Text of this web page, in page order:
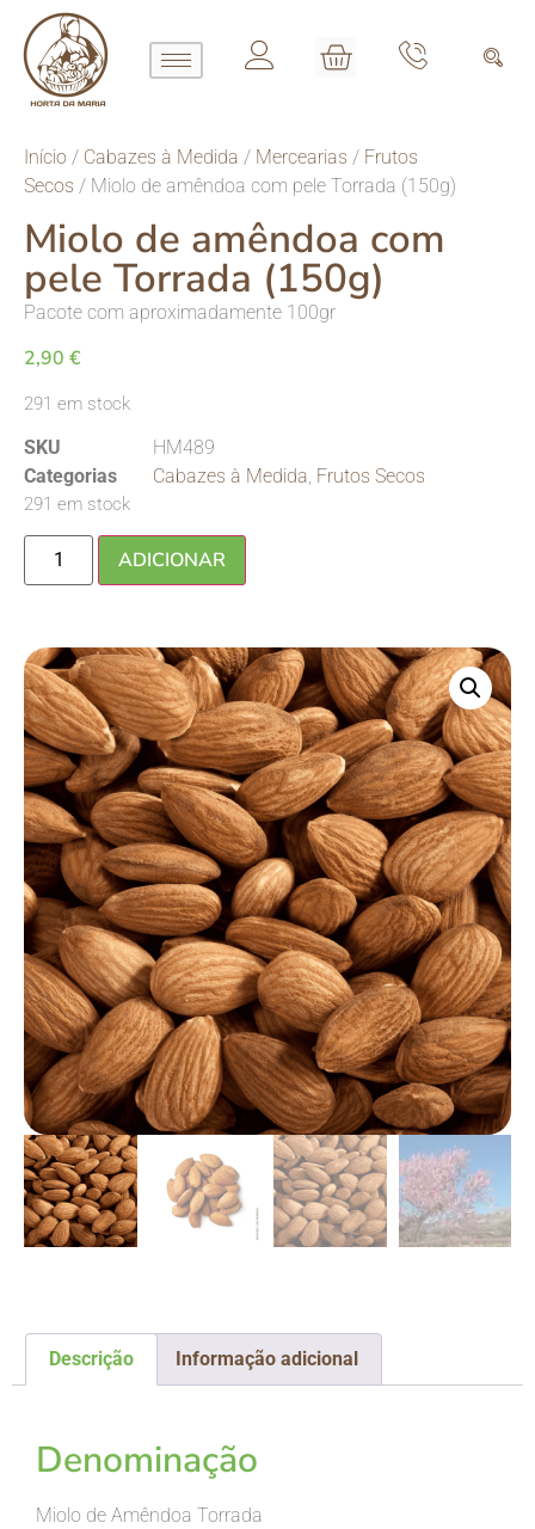
Início / Cabazes à Medida / Mercearias / Frutos
Secos / Miolo de amêndoa com pele Torrada (150g)
Miolo de amêndoa com
pele Torrada (150g)
Pacote com aproximadamente 100gr
2,90 €
291 em stock
SKU
HM489
Categorias
Cabazes à Medida, Frutos Secos
291 em stock
ADICIONAR
Descrição Informação adicional
Denominação
Miolo de Amêndoa Torrada